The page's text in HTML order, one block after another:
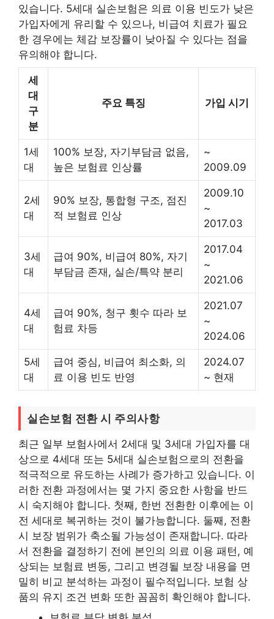
있습니다. 5세대 실손보험은 의료 이용 빈도가 낮은
가입자에게 유리할 수 있으나, 비급여 치료가 필요
한 경우에는 체감 보장률이 낮아질 수 있다는 점을
유의해야 합니다.
세
대
구
분
주요 특징 가입 시기
1세
대
100% 보장, 자기부담금 없음,
높은 보험료 인상률
~
2009.09
2세
대
90% 보장, 통합형 구조, 점진
적 보험료 인상
2009.10
~
2017.03
3세
대
급여 90%, 비급여 80%, 자기
부담금 존재, 실손/특약 분리
2017.04
~
2021.06
4세
대
급여 90%, 청구 횟수 따라 보
험료 차등
2021.07
~
2024.06
5세
대
급여 중심, 비급여 최소화, 의
료 이용 빈도 반영
2024.07
~ 현재
실손보험 전환 시 주의사항
최근 일부 보험사에서 2세대 및 3세대 가입자를 대
상으로 4세대 또는 5세대 실손보험으로의 전환을
적극적으로 유도하는 사례가 증가하고 있습니다. 이
러한 전환 과정에서는 몇 가지 중요한 사항을 반드
시 숙지해야 합니다. 첫째, 한번 전환한 이후에는 이
전 세대로 복귀하는 것이 불가능합니다. 둘째, 전환
시 보장 범위가 축소될 가능성이 존재합니다. 따라
서 전환을 결정하기 전에 본인의 의료 이용 패턴, 예
상되는 보험료 변동, 그리고 변경될 보장 내용을 면
밀히 비교 분석하는 과정이 필수적입니다. 보험 상
품의 유지 조건 변화 또한 꼼꼼히 확인해야 합니다.